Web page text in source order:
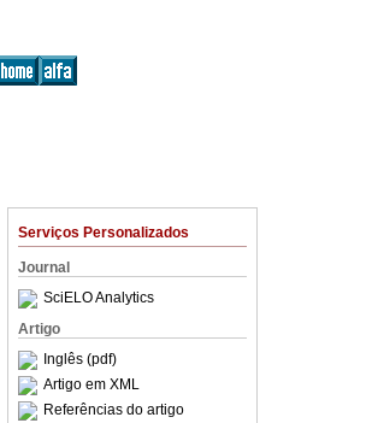
Serviços Personalizados
Journal
SciELO Analytics
Artigo
Inglês (pdf)
Artigo em XML
Referências do artigo